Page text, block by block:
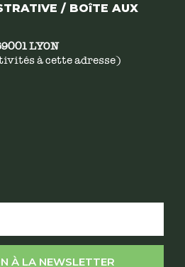
/ BOîTE AUX
LYON
à cette adresse)
À LA NEWSLETTER